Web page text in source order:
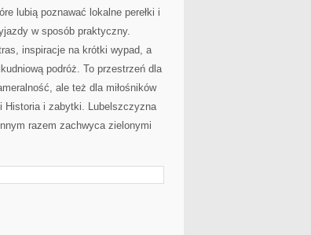
lubią poznawać lokalne perełki i
w sposób praktyczny.
inspiracje na krótki wypad, a
podróż. To przestrzeń dla
ale też dla miłośników
i zabytki. Lubelszczyzna
razem zachwyca zielonymi